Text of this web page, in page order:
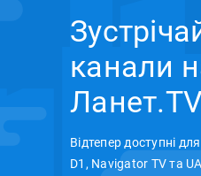
канали
Відтепер доступні
D1, Navigator TV та